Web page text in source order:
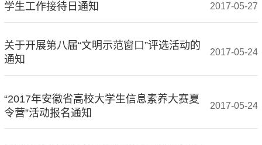
学生工作接待日通知 2017-05-27
关于开展第八届“文明示范窗口”评选活动的
通知
2017-05-24
“2017年安徽省高校大学生信息素养大赛夏
令营”活动报名通知
2017-05-24